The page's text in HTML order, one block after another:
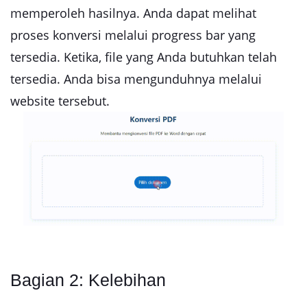
memperoleh hasilnya. Anda dapat melihat
proses konversi melalui progress bar yang
tersedia. Ketika, file yang Anda butuhkan telah
tersedia. Anda bisa mengunduhnya melalui
website tersebut.
Bagian 2: Kelebihan